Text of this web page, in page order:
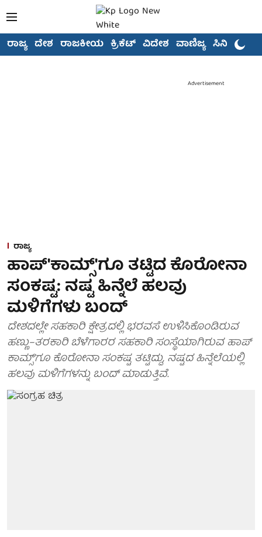
ರಾಜ್ಯ ದೇಶ ರಾಜಕೀಯ ಕ್ರಿಕೆಟ್ ವಿದೇಶ ವಾಣಿಜ್ಯ ಸಿನಿಮಾ
Advertisement
ರಾಜ್ಯ
ಹಾಪ್'ಕಾಮ್ಸ್'ಗೂ ತಟ್ಟಿದ ಕೊರೋನಾ
ಸಂಕಷ್ಟ: ನಷ್ಟ ಹಿನ್ನೆಲೆ ಹಲವು
ಮಳಿಗೆಗಳು ಬಂದ್
ದೇಶದಲ್ಲೇ ಸಹಕಾರಿ ಕ್ಷೇತ್ರದಲ್ಲಿ ಭರವಸೆ ಉಳಿಸಿಕೊಂಡಿರುವ
ಹಣ್ಣು–ತರಕಾರಿ ಬೆಳೆಗಾರರ ಸಹಕಾರಿ ಸಂಸ್ಥೆಯಾಗಿರುವ ಹಾಪ್
ಕಾಮ್ಸ್'ಗೂ ಕೊರೋನಾ ಸಂಕಷ್ಟ ತಟ್ಟಿದ್ದು, ನಷ್ಟದ ಹಿನ್ನೆಲೆಯಲ್ಲಿ
ಹಲವು ಮಳಿಗೆಗಳನ್ನು ಬಂದ್ ಮಾಡುತ್ತಿವೆ.